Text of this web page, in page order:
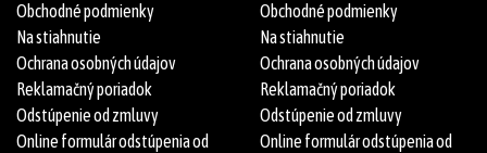
Obchodné podmienky
Na stiahnutie
Ochrana osobných údajov
Reklamačný poriadok
Odstúpenie od zmluvy
Online formulár odstúpenia od
Obchodné podmienky
Na stiahnutie
Ochrana osobných údajov
Reklamačný poriadok
Odstúpenie od zmluvy
Online formulár odstúpenia od